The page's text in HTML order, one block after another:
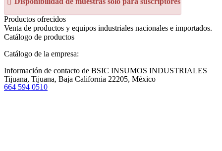
Productos ofrecidos
Venta de productos y equipos industriales nacionales e importados.
Catálogo de productos
Catálogo de la empresa:
Información de contacto de BSIC INSUMOS INDUSTRIALES
Tijuana, Tijuana, Baja California 22205, México
664 594 0510